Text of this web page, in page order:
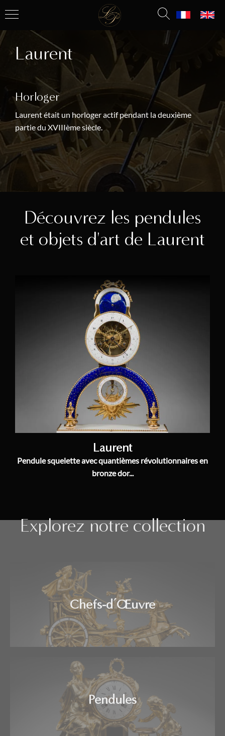
Laurent
Horloger
Laurent était un horloger actif pendant la deuxième
partie du XVIIIème siècle.
Découvrez les pendules
et objets d'art de Laurent
Laurent
Pendule squelette avec quantièmes révolutionnaires en
bronze dor...
Explorez notre collection
Chefs-d’Œuvre
Pendules